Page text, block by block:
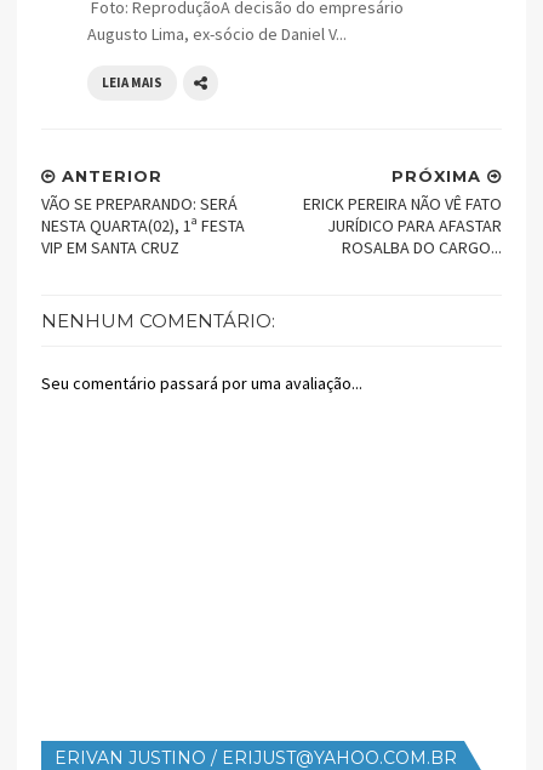
Foto: ReproduçãoA decisão do empresário
Augusto Lima, ex-sócio de Daniel V...
LEIA MAIS
PRÓXIMA
ERICK PEREIRA NÃO VÊ FATO
JURÍDICO PARA AFASTAR
ROSALBA DO CARGO...
ANTERIOR
VÃO SE PREPARANDO: SERÁ
NESTA QUARTA(02), 1ª FESTA
VIP EM SANTA CRUZ
NENHUM COMENTÁRIO:
Seu comentário passará por uma avaliação...
ERIVAN JUSTINO / ERIJUST@YAHOO.COM.BR